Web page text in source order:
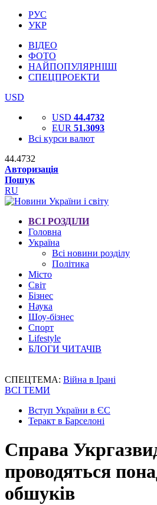
РУС
УКР
ВІДЕО
ФОТО
НАЙПОПУЛЯРНІШІ
СПЕЦПРОЕКТИ
USD
USD 44.4732
EUR 51.3093
Всі курси валют
44.4732
Авторизація
Пошук
RU
ВСІ РОЗДІЛИ
Головна
Україна
Всі новини розділу
Політика
Місто
Світ
Бізнес
Наука
Шоу-бізнес
Спорт
Lifestyle
БЛОГИ ЧИТАЧІВ
СПЕЦТЕМА: Війна в Ірані
ВСІ ТЕМИ
Вступ України в ЄС
Теракт в Барселоні
Справа
проводяться
обшуків